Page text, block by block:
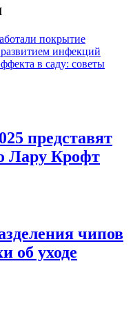
покрытие
развитием инфекций
в саду: советы
представят
Лару Крофт
чипов
об уходе